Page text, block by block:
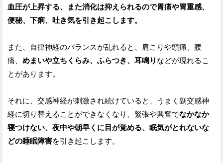
血圧が上昇する、また消化は抑えられるので胃痛や胃重感、
便秘、下痢、吐き気を引き起こします。
また、自律神経のバランスが乱れると、肩こりや頭痛、腰
痛、 めまいや立ちくらみ、ふらつき、耳鳴り などが現れるこ
とがあります。
それに、交感神経が刺激され続けていると、うまく副交感神
経に切り替えることができなくなり、緊張や興奮でなかなか
寝つけない、夜中や朝早くに目が覚める、眠気がとれないな
どの睡眠障害を引き起こします。